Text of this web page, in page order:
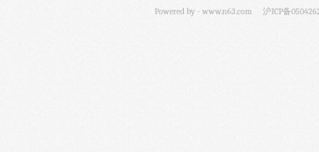
Powered by - www.n63.com 沪ICP备